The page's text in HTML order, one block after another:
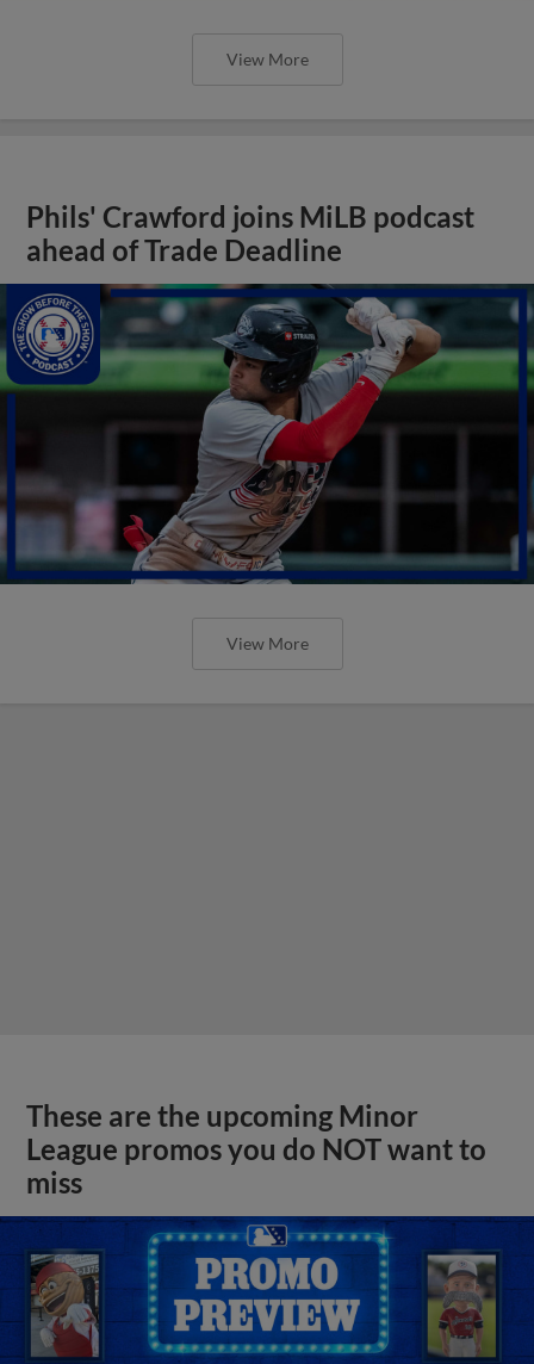
View More
Phils' Crawford joins MiLB podcast
ahead of Trade Deadline
View More
These are the upcoming Minor
League promos you do NOT want to
miss